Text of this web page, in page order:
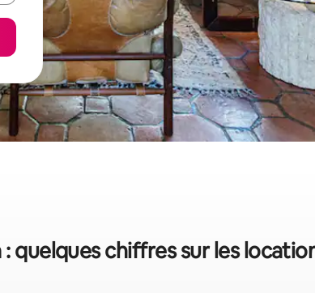
quelques chiffres sur les